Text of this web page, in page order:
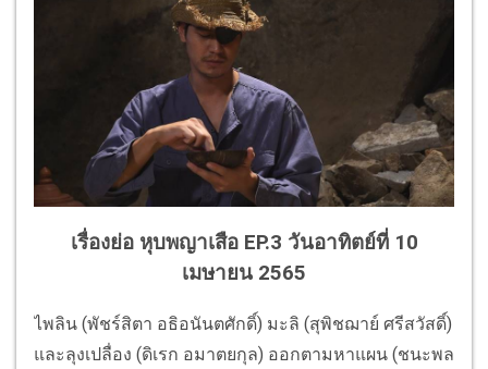
เรื่องย่อ หุบพญาเสือ EP.3 วันอาทิตย์ที่ 10
เมษายน 2565
ไพลิน (พัชร์สิตา อธิอนันตศักดิ์) มะลิ (สุพิชฌาย์ ศรีสวัสดิ์)
และลุงเปลื่อง (ดิเรก อมาตยกุล) ออกตามหาแผน (ชนะพล